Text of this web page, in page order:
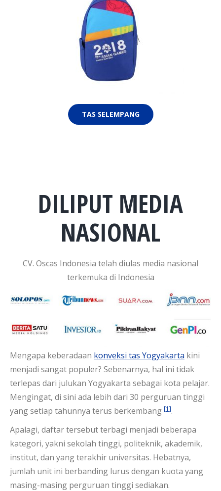
TAS SELEMPANG
DILIPUT MEDIA
NASIONAL
CV. Oscas Indonesia telah diulas media nasional
terkemuka di Indonesia
Mengapa keberadaan konveksi tas Yogyakarta kini
menjadi sangat populer? Sebenarnya, hal ini tidak
terlepas dari julukan Yogyakarta sebagai kota pelajar.
Mengingat, di sini ada lebih dari 30 perguruan tinggi
yang setiap tahunnya terus berkembang [1].
Apalagi, daftar tersebut terbagi menjadi beberapa
kategori, yakni sekolah tinggi, politeknik, akademik,
institut, dan yang terakhir universitas. Hebatnya,
jumlah unit ini berbanding lurus dengan kuota yang
masing-masing perguruan tinggi sediakan.